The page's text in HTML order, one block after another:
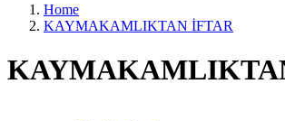
Home
KAYMAKAMLIKTAN İFTAR